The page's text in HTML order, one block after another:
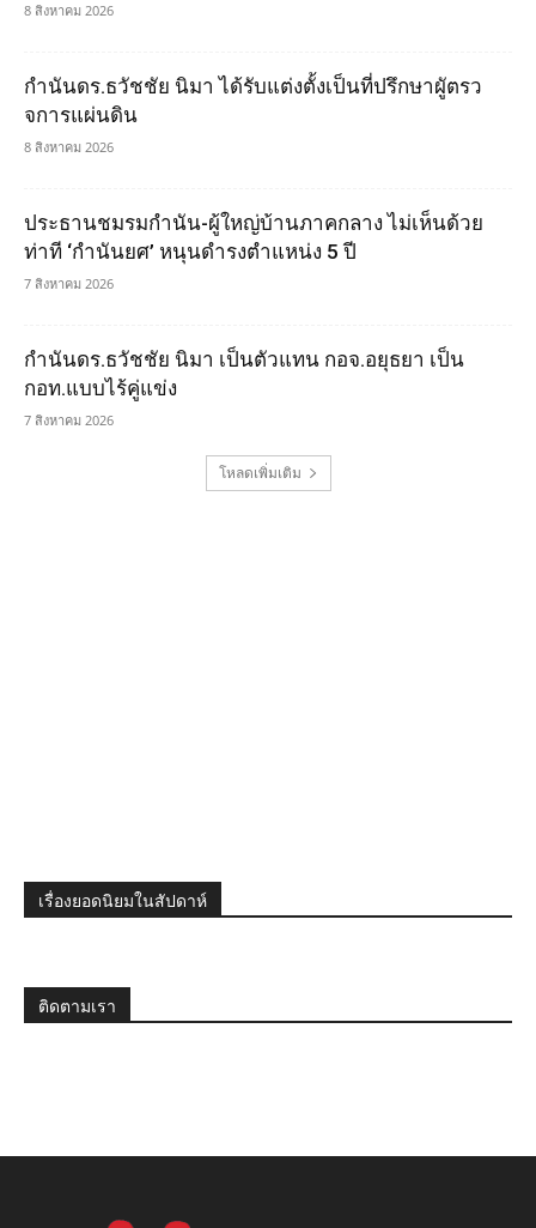
8 สิงหาคม 2026
กำนันดร.ธวัชชัย นิมา ได้รับแต่งตั้งเป็นที่ปรึกษาผูัตรว
จการแผ่นดิน
8 สิงหาคม 2026
ประธานชมรมกำนัน-ผู้ใหญ่บ้านภาคกลาง ไม่เห็นด้วย
ท่าที ‘กำนันยศ’ หนุนดำรงตำแหน่ง 5 ปี
7 สิงหาคม 2026
กำนันดร.ธวัชชัย นิมา เป็นตัวแทน กอจ.อยุธยา เป็น
กอท.แบบไร้คู่แข่ง
7 สิงหาคม 2026
โหลดเพิ่มเติม
เรื่องยอดนิยมในสัปดาห์
ติดตามเรา